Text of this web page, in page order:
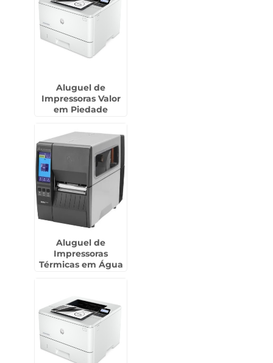
Aluguel de
Impressoras Valor
em Piedade
Aluguel de
Impressoras
Térmicas em Água